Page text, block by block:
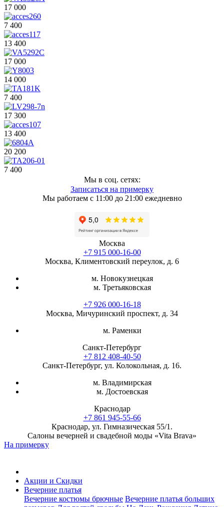
17 000
7 400
13 400
17 000
14 000
7 400
17 300
13 400
20 200
7 400
Мы в соц. сетях:
Записаться на примерку
Мы работаем с 11:00 до 21:00 ежедневно
Москва
+7 915 000-16-00
Москва, Климентовский переулок, д. 6
м. Новокузнецкая
м. Третьяковская
+7 926 000-16-18
Москва, Мичуринский проспект, д. 34
м. Раменки
Санкт-Петербург
+7 812 408-40-50
Санкт-Петербург, ул. Колокольная, д. 16.
м. Владимирская
м. Достоевская
Краснодар
+7 861 945-55-66
Краснодар, ул. Гимназическая 55/1.
Салоны вечерней и свадебной моды «Vita Brava»
На примерку
Акции и Скидки
Вечерние платья
Вечерние костюмы брючные Вечерние платья больших